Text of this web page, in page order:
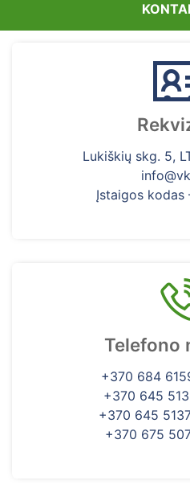
Lukiškių skg. 5,
Įstaigos kodas
Telefono
+370 684
+370 645
+370 645
+370 675